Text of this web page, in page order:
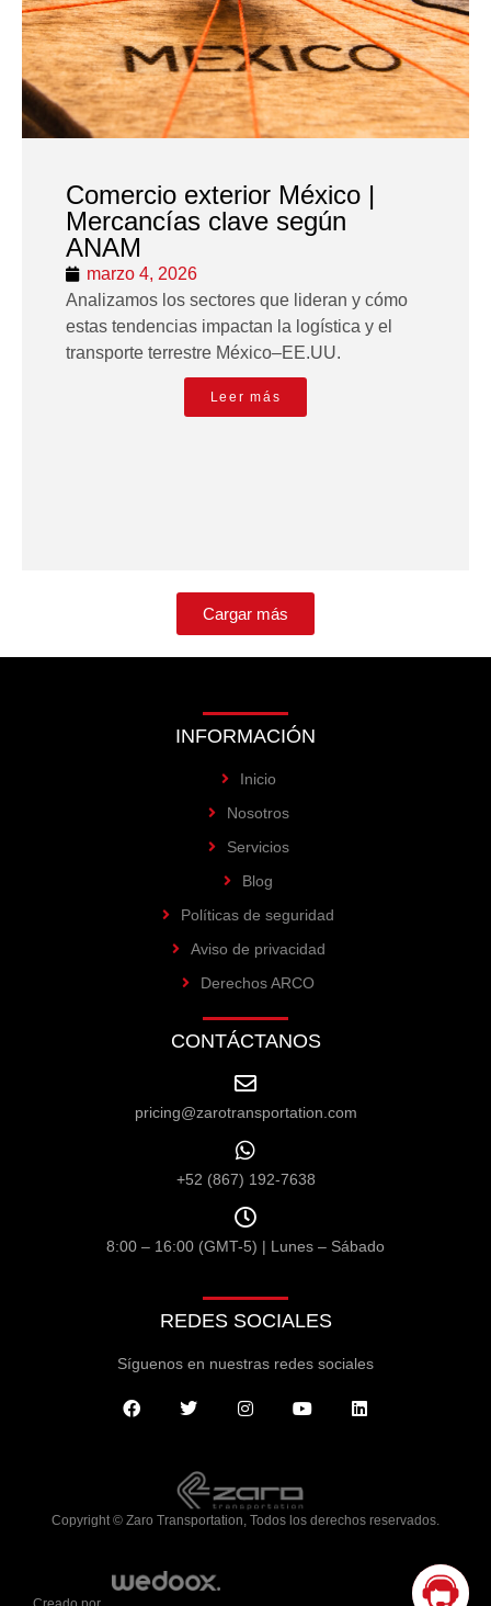
Comercio exterior México |
Mercancías clave según
ANAM
marzo 4, 2026
Analizamos los sectores que lideran y cómo
estas tendencias impactan la logística y el
transporte terrestre México–EE.UU.
Leer más
Cargar más
INFORMACIÓN
Inicio
Nosotros
Servicios
Blog
Políticas de seguridad
Aviso de privacidad
Derechos ARCO
CONTÁCTANOS
pricing@zarotransportation.com
+52 (867) 192-7638
8:00 – 16:00 (GMT-5) | Lunes – Sábado
REDES SOCIALES
Síguenos en nuestras redes sociales
Copyright © Zaro Transportation, Todos los derechos reservados.